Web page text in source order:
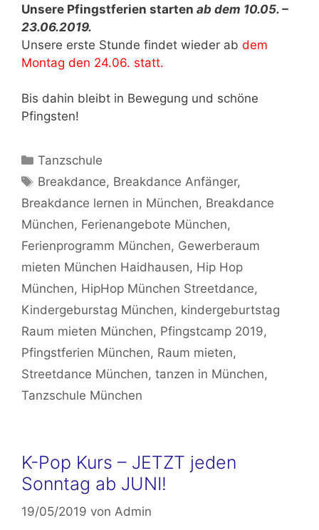
Unsere Pfingstferien starten ab dem 10.05. –
23.06.2019.
Unsere erste Stunde findet wieder ab dem
Montag den 24.06. statt.
Bis dahin bleibt in Bewegung und schöne
Pfingsten!
Kategorien
Tanzschule
Schlagwörter
Breakdance, Breakdance Anfänger,
Breakdance lernen in München, Breakdance
München, Ferienangebote München,
Ferienprogramm München, Gewerberaum
mieten München Haidhausen, Hip Hop
München, HipHop München Streetdance,
Kindergeburstag München, kindergeburtstag
Raum mieten München, Pfingstcamp 2019,
Pfingstferien München, Raum mieten,
Streetdance München, tanzen in München,
Tanzschule München
K-Pop Kurs – JETZT jeden
Sonntag ab JUNI!
19/05/2019 von Admin